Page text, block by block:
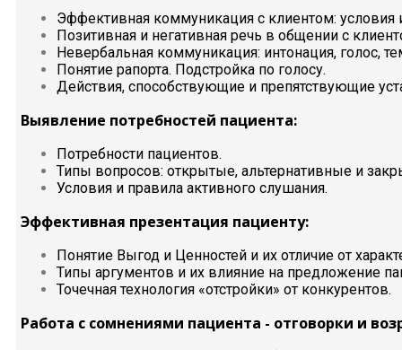
Эффективная коммуникация с клиентом: условия
Позитивная и негативная речь в общении с
Невербальная коммуникация: интонация, голос,
Понятие рапорта. Подстройка по голосу.
Действия, способствующие и препятствующие
Выявление потребностей пациента:
Потребности пациентов.
Типы вопросов: открытые, альтернативные и
Условия и правила активного слушания.
Эффективная презентация пациенту:
Понятие Выгод и Ценностей и их отличие от
Типы аргументов и их влияние на предложение
Точечная технология «отстройки» от конкурентов.
Работа с сомнениями пациента - отговорки и